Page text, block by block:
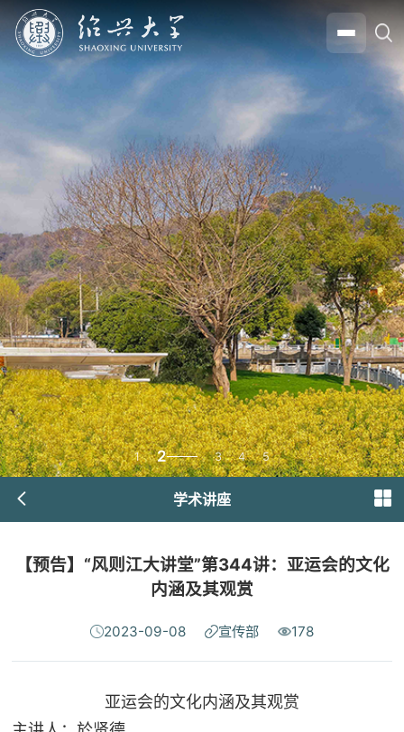
1 2 3 4 5
学术讲座
【预告】“风则江大讲堂”第344讲：亚运会的文化
内涵及其观赏
2023-09-08 宣传部 178
亚运会的文化内涵及其观赏